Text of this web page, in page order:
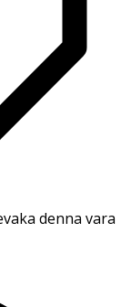
denna vara